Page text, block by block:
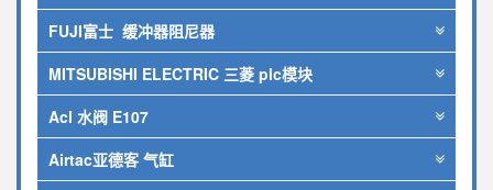
FUJI富士 缓冲器阻尼器
MITSUBISHI ELECTRIC 三菱 plc模块
Acl 水阀 E107
Airtac亚德客 气缸